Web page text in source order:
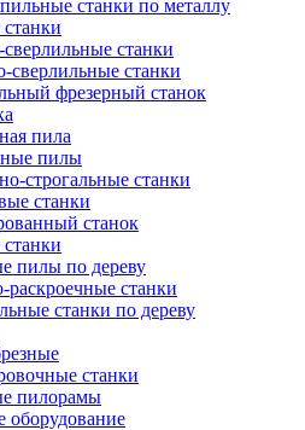
станки по металлу
станки
сверлильные станки
фрезерный станок
пила
пилы
строгальные станки
станки
станок
пилы по дереву
станки
станки по дереву
станки
пилорамы
оборудование